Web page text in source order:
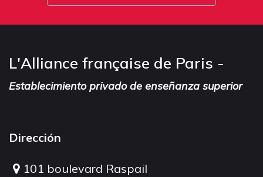
L'Alliance française de Paris -
Establecimiento privado de enseñanza superior
Dirección
101 boulevard Raspail